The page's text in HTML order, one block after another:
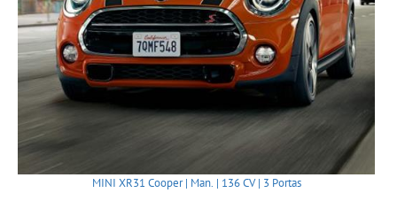
MINI XR31 Cooper | Man. | 136 CV | 3 Portas